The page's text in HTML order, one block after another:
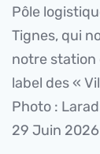
Pôle
Tignes, qui
notre station
label des «
Photo :
29 Juin